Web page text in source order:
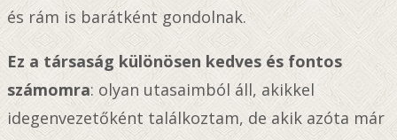
és rám is barátként gondolnak.
Ez a társaság különösen kedves és fontos
számomra: olyan utasaimból áll, akikkel
idegenvezetőként találkoztam, de akik azóta már